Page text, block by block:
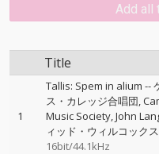
Add all
Title
1
Tallis: Spem in alium --
ス・カレッジ合唱団
Music Society John
ィッド・ウィルコックス
16bit/44.1kHz